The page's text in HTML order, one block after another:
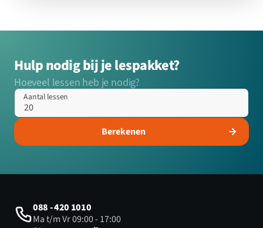
Hulp nodig bij je lespakket?
Hoeveel lessen heb je nodig?
Aantal lessen
Berekenen
088 - 420 1010
Ma t/m Vr 09:00 - 17:00